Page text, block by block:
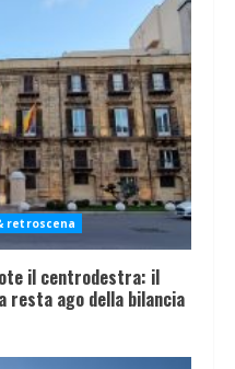
retroscena
il centrodestra: il
resta ago della bilancia